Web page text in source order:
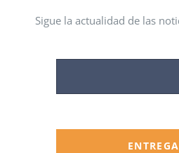
Sigue la actualidad de las